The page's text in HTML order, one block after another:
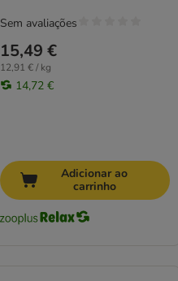
15,49 €
12,91 € / kg
14,72 €
Sem avaliações
Adicionar ao
carrinho